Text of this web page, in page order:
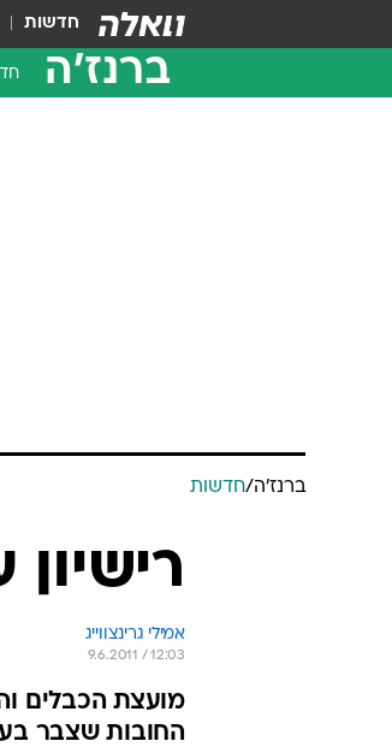
חדשות
ברנז'ה
ברנז'ה/חדשות
רישיון ערוץ 9
אמילי גרינצווייג
9.6.2011 / 12:03
מועצת הכבלים
החובות שצבר